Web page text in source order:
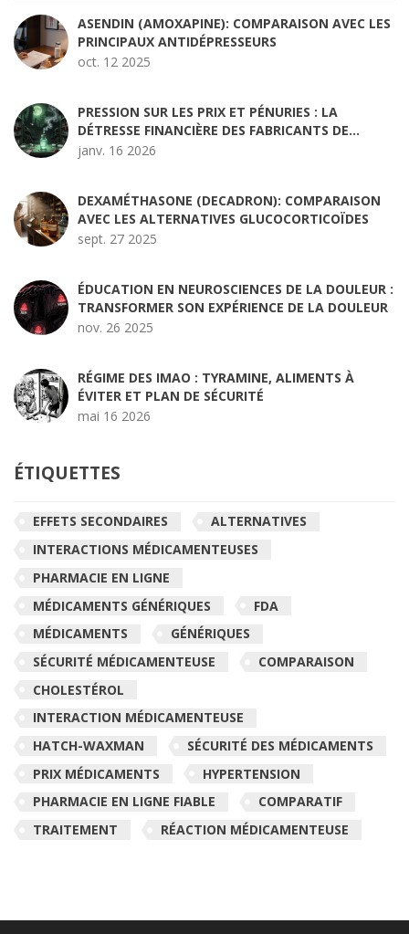
ASENDIN (AMOXAPINE): COMPARAISON AVEC LES
PRINCIPAUX ANTIDÉPRESSEURS
oct. 12 2025
PRESSION SUR LES PRIX ET PÉNURIES : LA
DÉTRESSE FINANCIÈRE DES FABRICANTS DE
MÉDICAMENTS EN 2026
janv. 16 2026
DEXAMÉTHASONE (DECADRON): COMPARAISON
AVEC LES ALTERNATIVES GLUCOCORTICOÏDES
sept. 27 2025
ÉDUCATION EN NEUROSCIENCES DE LA DOULEUR :
TRANSFORMER SON EXPÉRIENCE DE LA DOULEUR
nov. 26 2025
RÉGIME DES IMAO : TYRAMINE, ALIMENTS À
ÉVITER ET PLAN DE SÉCURITÉ
mai 16 2026
ÉTIQUETTES
EFFETS SECONDAIRES
ALTERNATIVES
INTERACTIONS MÉDICAMENTEUSES
PHARMACIE EN LIGNE
MÉDICAMENTS GÉNÉRIQUES
FDA
MÉDICAMENTS
GÉNÉRIQUES
SÉCURITÉ MÉDICAMENTEUSE
COMPARAISON
CHOLESTÉROL
INTERACTION MÉDICAMENTEUSE
HATCH-WAXMAN
SÉCURITÉ DES MÉDICAMENTS
PRIX MÉDICAMENTS
HYPERTENSION
PHARMACIE EN LIGNE FIABLE
COMPARATIF
TRAITEMENT
RÉACTION MÉDICAMENTEUSE